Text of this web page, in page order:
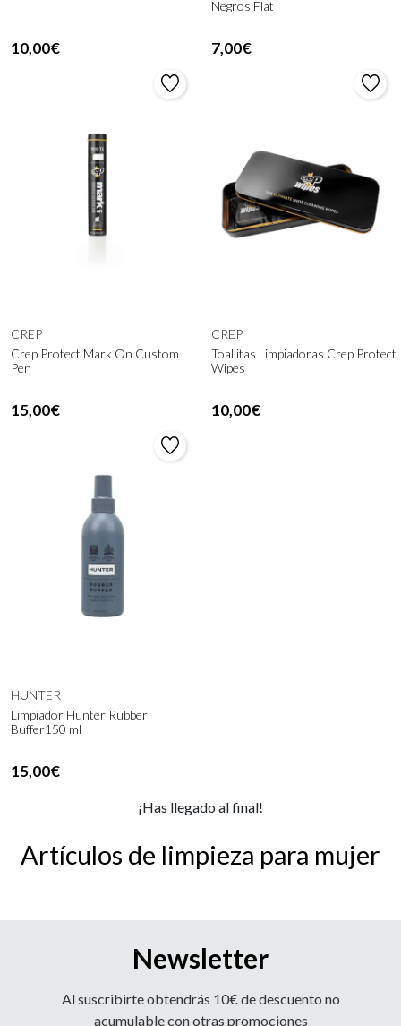
10,00€
Negros Flat
7,00€
CREP
Crep Protect Mark On Custom
Pen
15,00€
CREP
Toallitas Limpiadoras Crep Protect
Wipes
10,00€
HUNTER
Limpiador Hunter Rubber
Buffer150 ml
15,00€
¡Has llegado al final!
Artículos de limpieza para mujer
Newsletter
Al suscribirte obtendrás 10€ de descuento no
acumulable con otras promociones